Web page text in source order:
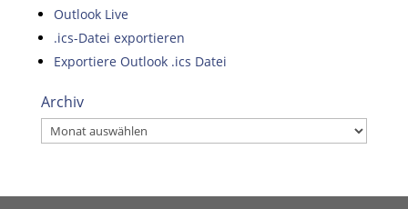
Outlook Live
.ics-Datei exportieren
Exportiere Outlook .ics Datei
Archiv
Archiv